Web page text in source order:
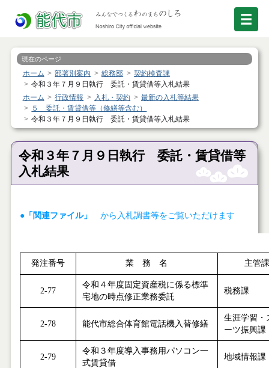
現在のページ
ホーム 部署別案内 総務部
契約検査課
令和３年７月９日執行 委託・賃貸借等入札結果
ホーム
行政情報 入札・契約
最新の入札等結果
５ 委託・賃貸借等（修繕等含む）
令和３年７月９日執行 委託・賃貸借等入札結果
令和３年７月９日執行 委託・賃貸借等
入札結果
●「関連ファイル」 から入札調書等をご覧いただけます
発注番号 業 務 名 主管課
2-77
令和４年度固定資産税に係る標準
宅地の時点修正業務委託
税務課
2-78 能代市総合体育館電話機入替修繕
生涯学習・
ーツ振興課
2-79
令和３年度導入事務用パソコン一
式賃貸借
地域情報課